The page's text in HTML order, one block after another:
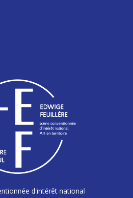
d'intérêt national